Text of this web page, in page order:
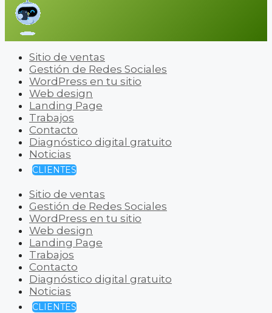
Sitio de ventas
Gestión de Redes Sociales
WordPress en tu sitio
Web design
Landing Page
Trabajos
Contacto
Diagnóstico digital gratuito
Noticias
CLIENTES
Sitio de ventas
Gestión de Redes Sociales
WordPress en tu sitio
Web design
Landing Page
Trabajos
Contacto
Diagnóstico digital gratuito
Noticias
CLIENTES